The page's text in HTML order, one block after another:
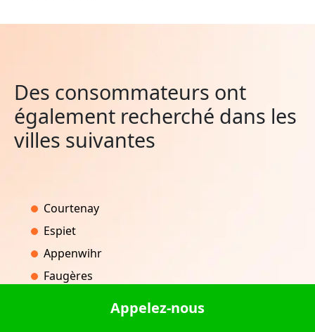
Des consommateurs ont
également recherché dans les
villes suivantes
Courtenay
Espiet
Appenwihr
Faugères
Appelez-nous